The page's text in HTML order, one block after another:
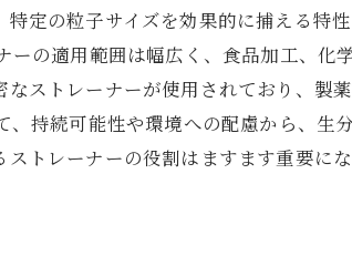
定の粒子サイズを効果的に捕える特
の適用範囲は幅広く、食品加工、化
ストレーナーが使用されており、製
持続可能性や環境への配慮から、生
トレーナーの役割はますます重要に